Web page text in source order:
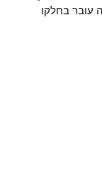
בחלקו